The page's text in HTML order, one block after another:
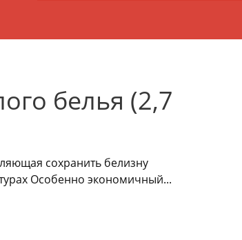
белья (2,7
сохранить белизну
Особенно экономичный...